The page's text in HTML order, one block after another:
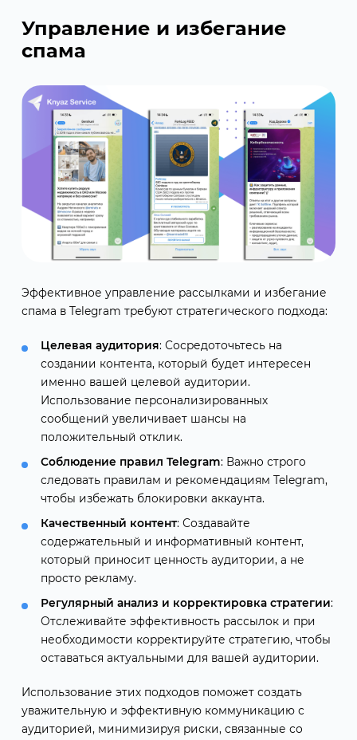
Управление и избегание
спама
Эффективное управление рассылками и избегание
спама в Telegram требуют стратегического подхода:
Целевая аудитория: Сосредоточьтесь на
создании контента, который будет интересен
именно вашей целевой аудитории.
Использование персонализированных
сообщений увеличивает шансы на
положительный отклик.
Соблюдение правил Telegram: Важно строго
следовать правилам и рекомендациям Telegram,
чтобы избежать блокировки аккаунта.
Качественный контент: Создавайте
содержательный и информативный контент,
который приносит ценность аудитории, а не
просто рекламу.
Регулярный анализ и корректировка стратегии:
Отслеживайте эффективность рассылок и при
необходимости корректируйте стратегию, чтобы
оставаться актуальными для вашей аудитории.
Использование этих подходов поможет создать
уважительную и эффективную коммуникацию с
аудиторией, минимизируя риски, связанные со